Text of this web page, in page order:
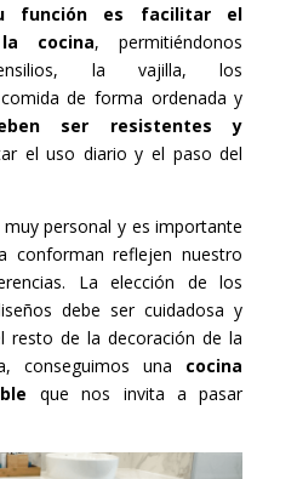
función es facilitar el
cocina, permitiéndonos
la vajilla, los
de forma ordenada y
ser resistentes y
el uso diario y el paso del
personal y es importante
conforman reflejen nuestro
La elección de los
debe ser cuidadosa y
resto de la decoración de la
conseguimos una cocina
que nos invita a pasar